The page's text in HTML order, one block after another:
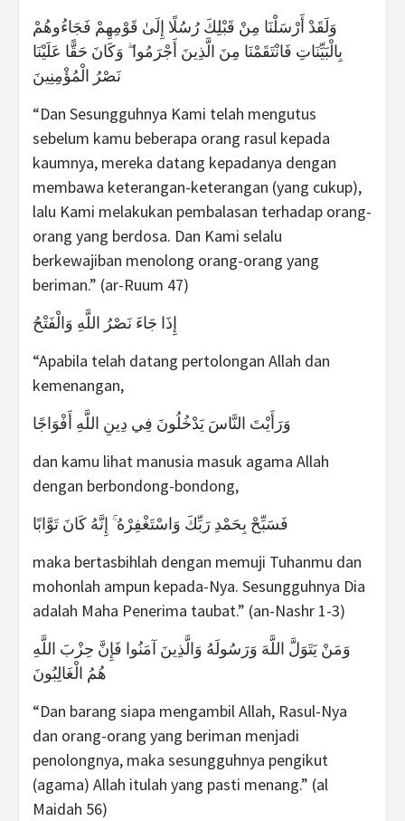
وَلَقَدْ أَرْسَلْنَا مِنْ قَبْلِكَ رُسُلًا إِلَىٰ قَوْمِهِمْ فَجَاءُوهُمْ
بِالْبَيِّنَاتِ فَانْتَقَمْنَا مِنَ الَّذِينَ أَجْرَمُوا ۖ وَكَانَ حَقًّا عَلَيْنَا
نَصْرُ الْمُؤْمِنِينَ
“Dan Sesungguhnya Kami telah mengutus
sebelum kamu beberapa orang rasul kepada
kaumnya, mereka datang kepadanya dengan
membawa keterangan-keterangan (yang cukup),
lalu Kami melakukan pembalasan terhadap orang-
orang yang berdosa. Dan Kami selalu
berkewajiban menolong orang-orang yang
beriman.” (ar-Ruum 47)
إِذَا جَاءَ نَصْرُ اللَّهِ وَالْفَتْحُ
“Apabila telah datang pertolongan Allah dan
kemenangan,
وَرَأَيْتَ النَّاسَ يَدْخُلُونَ فِي دِينِ اللَّهِ أَفْوَاجًا
dan kamu lihat manusia masuk agama Allah
dengan berbondong-bondong,
فَسَبِّحْ بِحَمْدِ رَبِّكَ وَاسْتَغْفِرْهُ ۚ إِنَّهُ كَانَ تَوَّابًا
maka bertasbihlah dengan memuji Tuhanmu dan
mohonlah ampun kepada-Nya. Sesungguhnya Dia
adalah Maha Penerima taubat.” (an-Nashr 1-3)
وَمَنْ يَتَوَلَّ اللَّهَ وَرَسُولَهُ وَالَّذِينَ آمَنُوا فَإِنَّ حِزْبَ اللَّهِ
هُمُ الْغَالِبُونَ
“Dan barang siapa mengambil Allah, Rasul-Nya
dan orang-orang yang beriman menjadi
penolongnya, maka sesungguhnya pengikut
(agama) Allah itulah yang pasti menang.” (al
Maidah 56)